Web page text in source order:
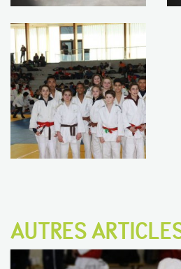
AUTRES